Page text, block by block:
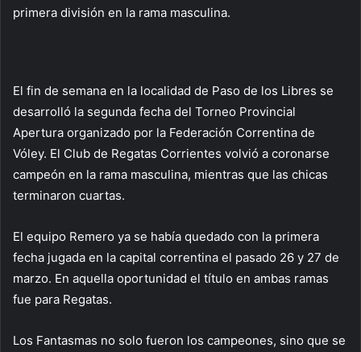
primera división en la rama masculina.
El fin de semana en la localidad de Paso de los Libres se
desarrolló la segunda fecha del Torneo Provincial
Apertura organizado por la Federación Correntina de
Vóley. El Club de Regatas Corrientes volvió a coronarse
campeón en la rama masculina, mientras que las chicas
terminaron cuartas.
El equipo Remero ya se había quedado con la primera
fecha jugada en la capital correntina el pasado 26 y 27 de
marzo. En aquella oportunidad el título en ambas ramas
fue para Regatas.
Los Fantasmas no solo fueron los campeones, sino que se